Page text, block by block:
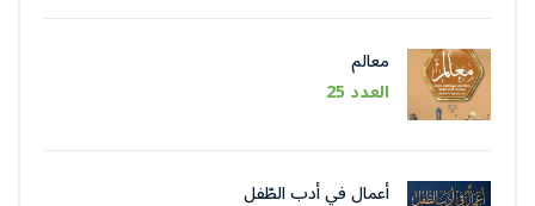
معالم
العدد 25
أعمال في أدب الطّفل